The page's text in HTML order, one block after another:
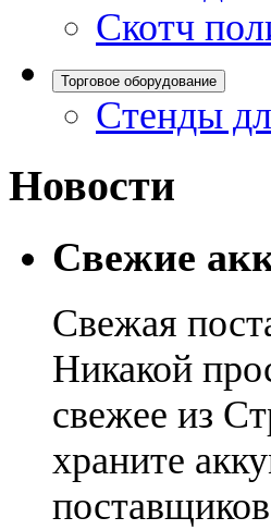
Скотч
Торговое оборудование
Стенды
Новости
Свежие
Свежая
Никакой
свежее из
храните